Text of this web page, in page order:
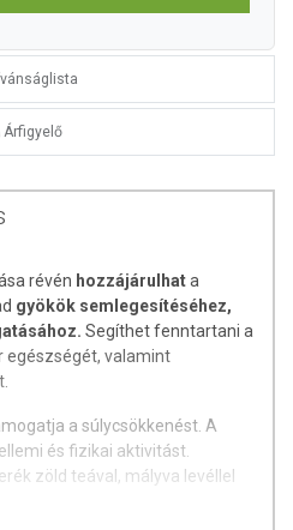
Árfigyelő
révén hozzájárulhata
gyökök semlegesítéséhez,
Segíthet fenntartani a
egészségét, valamint
a súlycsökkenést. A
és fizikai aktivitást.
zöld teával, mályva levéllel